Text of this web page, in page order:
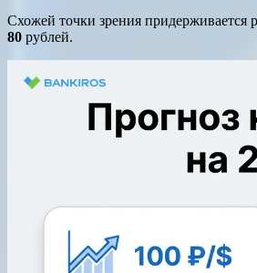
Схожей точки зрения
80 рублей.